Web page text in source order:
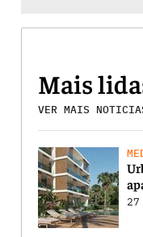
Mais
VER MAIS
27